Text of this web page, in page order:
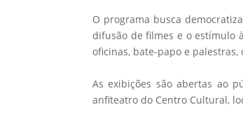
O programa busca
difusão de filmes e o estímulo
oficinas, bate-papo e
As exibições são abertas ao
anfiteatro do Centro Cultural,